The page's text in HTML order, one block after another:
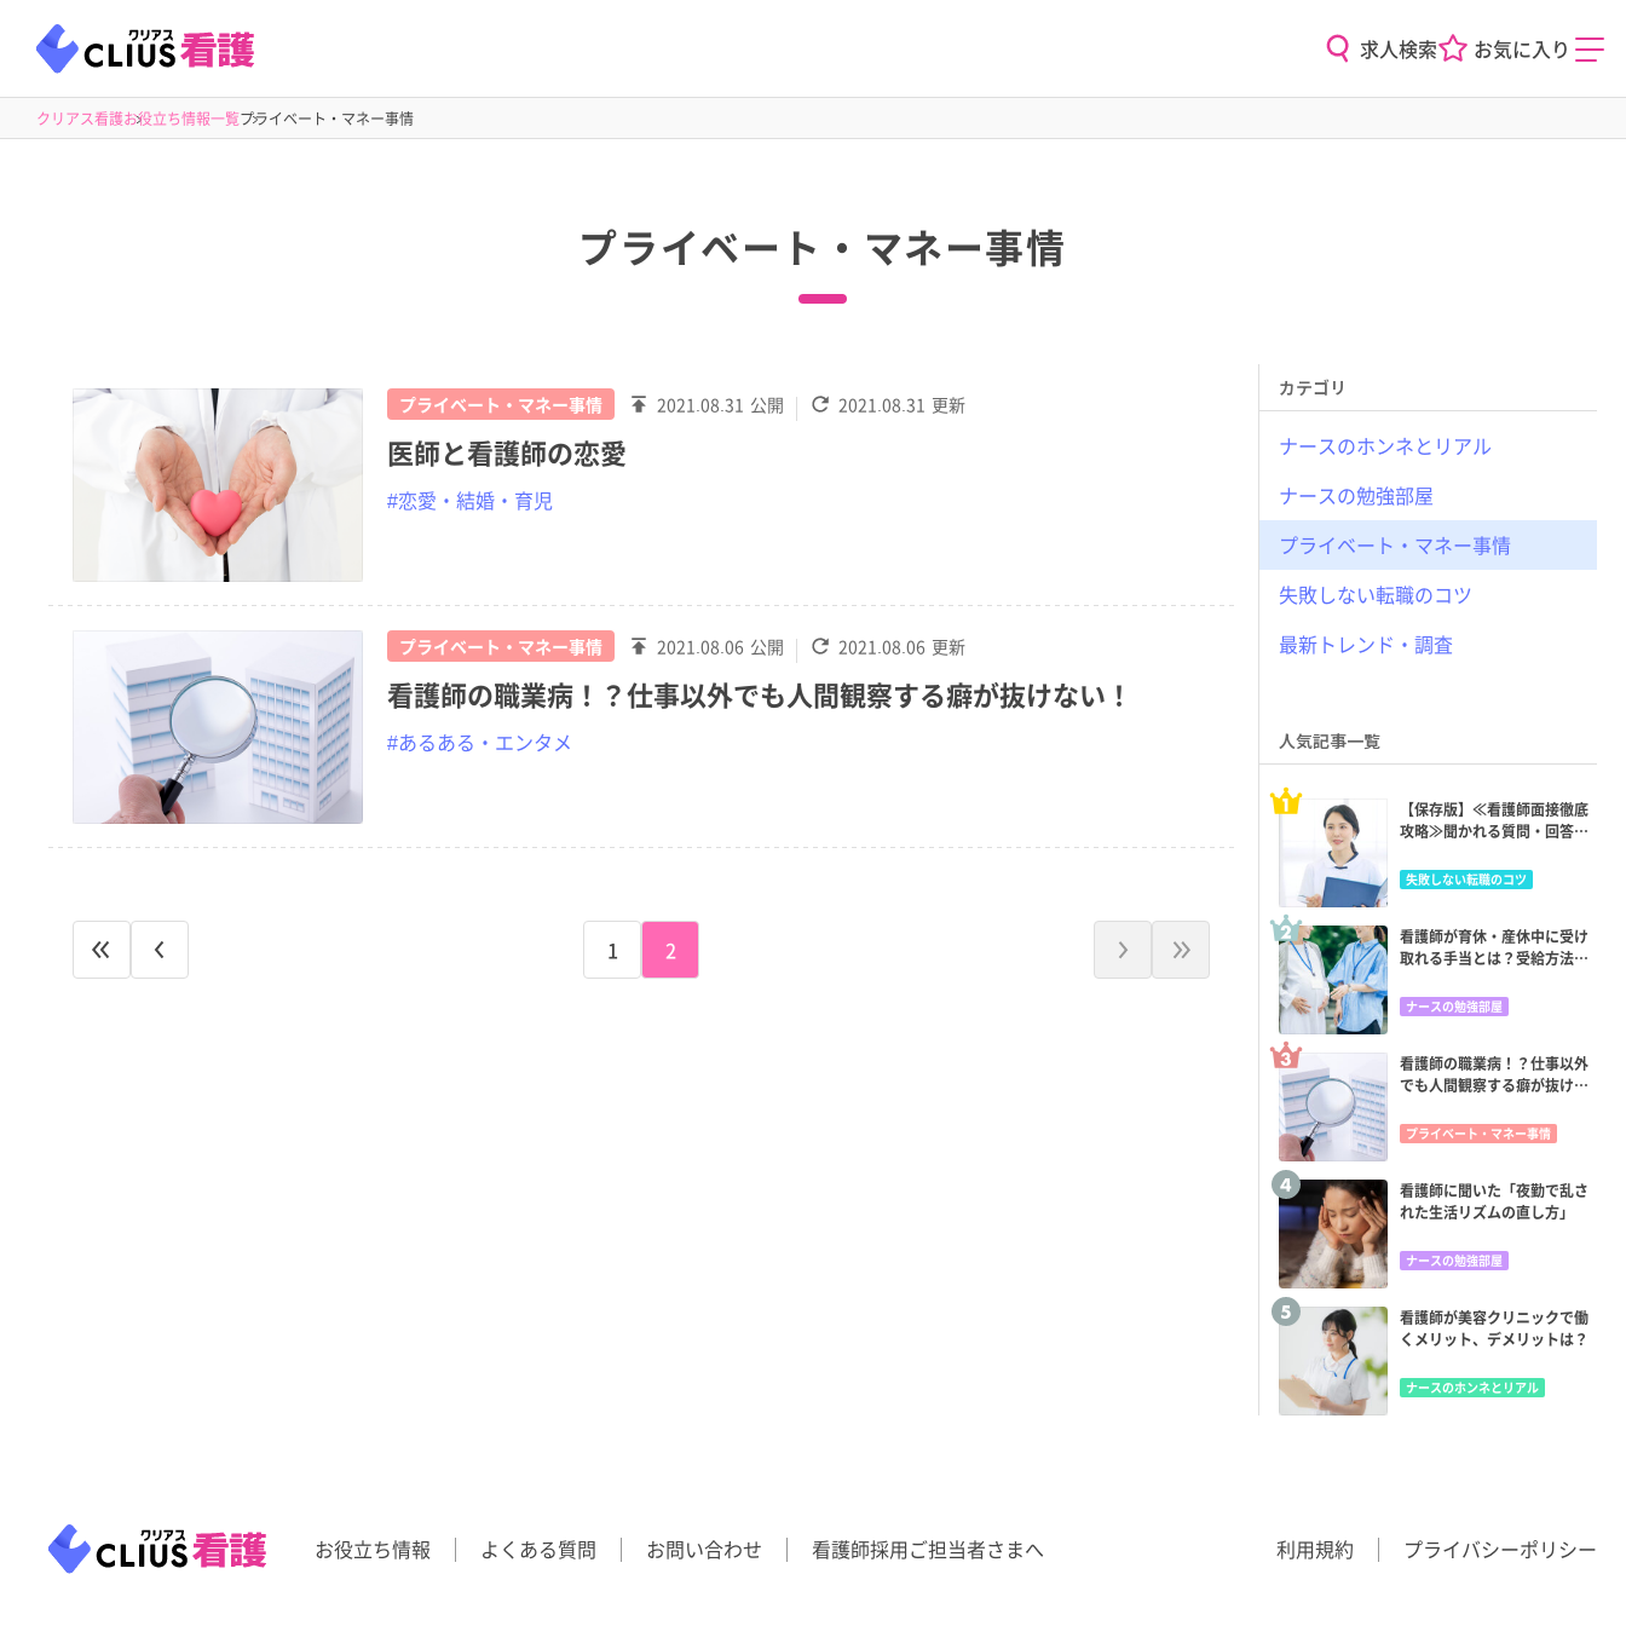
求人検索 お気に入り
クリアス看護お役立ち情報一覧プライベート・マネー事情
プライベート・マネー事情
プライベート・マネー事情 2021.08.31 公開 2021.08.31 更新
医師と看護師の恋愛
#恋愛・結婚・育児
プライベート・マネー事情 2021.08.06 公開 2021.08.06 更新
看護師の職業病！？仕事以外でも人間観察する癖が抜けない！
#あるある・エンタメ
1 2
カテゴリ
ナースのホンネとリアル
ナースの勉強部屋
プライベート・マネー事情
失敗しない転職のコツ
最新トレンド・調査
人気記事一覧
【保存版】≪看護師面接徹底
攻略≫聞かれる質問・回答
ガイド
失敗しない転職のコツ
看護師が育休・産休中に受け
取れる手当とは？受給方法を
ナースの勉強部屋
看護師の職業病！？仕事以外
でも人間観察する癖が抜けな
プライベート・マネー事情
看護師に聞いた「夜勤で乱さ
れた生活リズムの直し方」
ナースの勉強部屋
看護師が美容クリニックで働
くメリット、デメリットは？
ナースのホンネとリアル
お役立ち情報 よくある質問 お問い合わせ 看護師採用ご担当者さまへ 利用規約 プライバシーポリシー